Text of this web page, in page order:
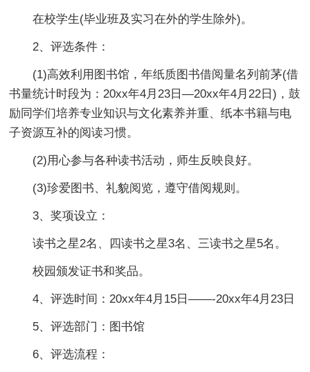
在校学生(毕业班及实习在外的学生除外)。
2、评选条件：
(1)高效利用图书馆，年纸质图书借阅量名列前茅(借
书量统计时段为：20xx年4月23日—20xx年4月22日)，鼓
励同学们培养专业知识与文化素养并重、纸本书籍与电
子资源互补的阅读习惯。
(2)用心参与各种读书活动，师生反映良好。
(3)珍爱图书、礼貌阅览，遵守借阅规则。
3、奖项设立：
读书之星2名、四读书之星3名、三读书之星5名。
校园颁发证书和奖品。
4、评选时间：20xx年4月15日——-20xx年4月23日
5、评选部门：图书馆
6、评选流程：